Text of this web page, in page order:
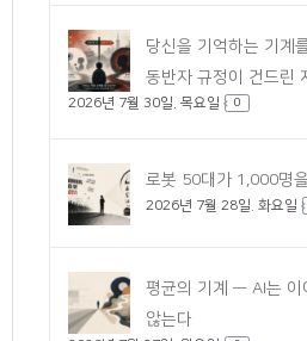
당신을 기억하는 기계
동반자 규정이 건드린
2026년 7월 30일. 목요일 0
로봇 50대가 1,000명
2026년 7월 28일. 화요일
평균의 기계 — AI는 이
않는다